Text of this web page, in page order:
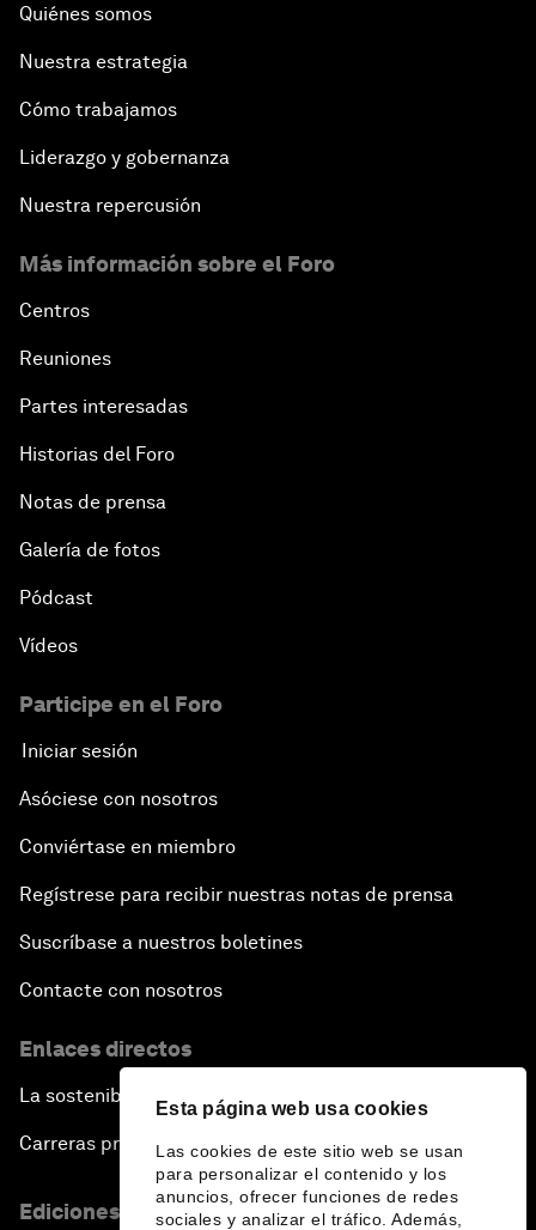
Esta página web usa cookies
Las cookies de este sitio web se usan
para personalizar el contenido y los
anuncios, ofrecer funciones de redes
sociales y analizar el tráfico. Además,
Quiénes somos
Nuestra estrategia
Cómo trabajamos
Liderazgo y gobernanza
Nuestra repercusión
Más información sobre el Foro
Centros
Reuniones
Partes interesadas
Historias del Foro
Notas de prensa
Galería de fotos
Pódcast
Vídeos
Participe en el Foro
Iniciar sesión
Asóciese con nosotros
Conviértase en miembro
Regístrese para recibir nuestras notas de prensa
Suscríbase a nuestros boletines
Contacte con nosotros
Enlaces directos
La sostenibilidad en el Foro
Carreras profesionales
Ediciones en otros idiomas